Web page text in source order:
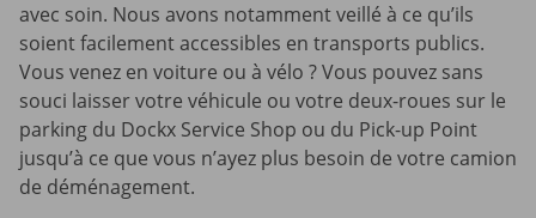
avec soin. Nous avons notamment veillé à ce qu’ils
soient facilement accessibles en transports publics.
Vous venez en voiture ou à vélo ? Vous pouvez sans
souci laisser votre véhicule ou votre deux-roues sur le
parking du Dockx Service Shop ou du Pick-up Point
jusqu’à ce que vous n’ayez plus besoin de votre camion
de déménagement.